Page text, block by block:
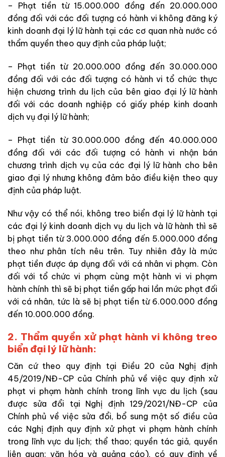
– Phạt tiền từ 15.000.000 đồng đến 20.000.000
đồng đối với các đối tượng có hành vi không đăng ký
kinh doanh đại lý lữ hành tại các cơ quan nhà nước có
thẩm quyền theo quy định của pháp luật;
– Phạt tiền từ 20.000.000 đồng đến 30.000.000
đồng đối với các đối tượng có hành vi tổ chức thực
hiện chương trình du lịch của bên giao đại lý lữ hành
đối với các doanh nghiệp có giấy phép kinh doanh
dịch vụ đại lý lữ hành;
– Phạt tiền từ 30.000.000 đồng đến 40.000.000
đồng đối với các đối tượng có hành vi nhận bán
chương trình dịch vụ của các đại lý lữ hành cho bên
giao đại lý nhưng không đảm bảo điều kiện theo quy
định của pháp luật.
Như vậy có thể nói, không treo biển đại lý lữ hành tại
các đại lý kinh doanh dịch vụ du lịch và lữ hành thì sẽ
bị phạt tiền từ 3.000.000 đồng đến 5.000.000 đồng
theo như phân tích nêu trên. Tuy nhiên đây là mức
phạt tiền được áp dụng đối với cá nhân vi phạm. Còn
đối với tổ chức vi phạm cùng một hành vi vi phạm
hành chính thì sẽ bị phạt tiền gấp hai lần mức phạt đối
với cá nhân, tức là sẽ bị phạt tiền từ 6.000.000 đồng
đến 10.000.000 đồng.
2. Thẩm quyền xử phạt hành vi không treo
biển đại lý lữ hành:
Căn cứ theo quy định tại Điều 20 của Nghị định
45/2019/NĐ-CP của Chính phủ về việc quy định xử
phạt vi phạm hành chính trong lĩnh vực du lịch (sau
được sửa đổi tại Nghị định 129/2021/NĐ-CP của
Chính phủ về việc sửa đổi, bổ sung một số điều của
các Nghị định quy định xử phạt vi phạm hành chính
trong lĩnh vực du lịch; thể thao; quyền tác giả, quyền
liên quan; văn hóa và quảng cáo), có quy định về